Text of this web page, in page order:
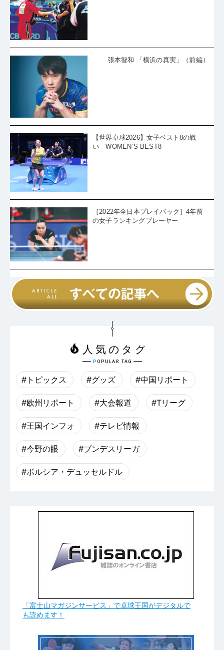
張本智和 「横浜の真実」（前編）
【世界卓球2026】女子ベスト8の戦
い WOMEN’S BEST8
［2022年全日本プレイバック］4年前
の女子ランキングプレーヤー
#トピックス #グッズ #中国リポート
#欧州リポート #大会報道 #Tリーグ
#王国インフォ #テレビ情報
#今野の眼 #ブンデスリーガ
#ボルシア・デュッセルドル
「富士山マガジンサービス」で卓球王国がデジタルで
も読めます！